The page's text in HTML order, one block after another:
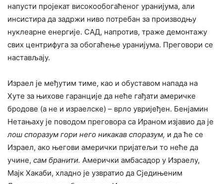
напусти пројекат високообогаћеног уранијума, али
инсистира да задржи ниво потребан за производњу
нуклеарне енергије. САД, напротив, траже демонтажу
свих центрифуга за обогаћење уранијума. Преговори се
настављају.
Израел је међутим тиме, као и обуставом напада на
Хуте за њихове гаранције да неће гађати америчке
бродове (а не и израелске) – врло увријеђен. Бенјамин
Нетањаху је поводом преговора са Ираном изјавио да је
лош споразум гори него никакав споразум, и да ће се
Израел, ако његови амерички пријатељи то неће да
учине, сам бранити. Амерички амбасадор у Израелу,
Мајк Хакаби, хладно је узвратио да Сједињеним